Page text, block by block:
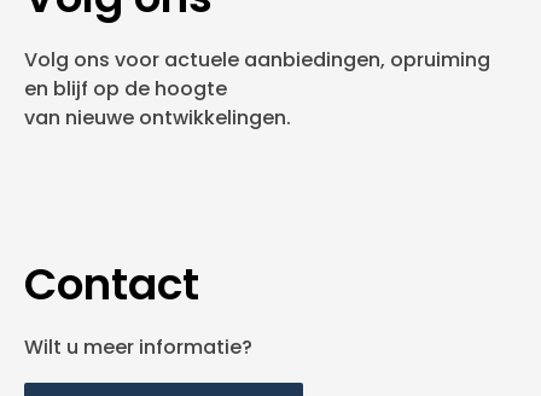
Volg ons voor actuele aanbiedingen, opruiming
en blijf op de hoogte
van nieuwe ontwikkelingen.
Contact
Wilt u meer informatie?